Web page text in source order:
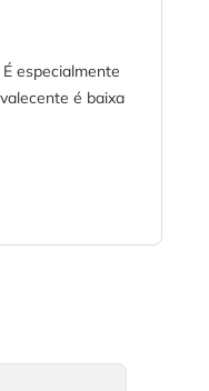
especialmente
é baixa